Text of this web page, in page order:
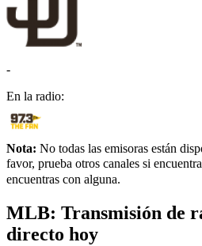
-
En la radio:
Nota: No todas las emisoras están
favor, prueba otros canales si
encuentras con alguna.
MLB: Transmisión de
directo hoy